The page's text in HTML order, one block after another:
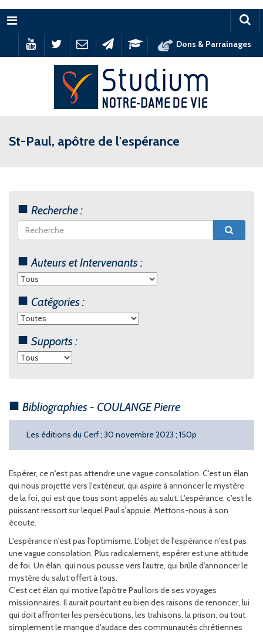
Menu
Dons & Parrainages
St-Paul, apôtre de l'espérance
Recherche :
Auteurs et Intervenants :
Catégories :
Supports :
Bibliographies - COULANGE Pierre
Les éditions du Cerf ; 30 novembre 2023 ; 150p
Espérer, ce n'est pas attendre une vague consolation. C'est un élan
qui nous projette vers l'extérieur, qui aspire à annoncer le mystère
de la foi, qui est que tous sont appelés au salut. L'espérance, c'est le
puissant ressort sur lequel Paul s'appuie. Mettons-nous à son
écoute.
L'espérance n'est pas l'optimisme. L'objet de l'espérance n'est pas
une vague consolation. Plus radicalement, espérer est une attitude
de foi. Un élan, qui nous pousse vers l'autre, qui brûle d'annoncer le
mystère du salut offert à tous.
C'est cet élan qui motive l'apôtre Paul lors de ses voyages
missionnaires. Il aurait pourtant eu bien des raisons de renoncer, lui
qui doit affronter les persécutions, les trahisons, la prison, ou tout
simplement le manque d'audace des communautés chrétiennes